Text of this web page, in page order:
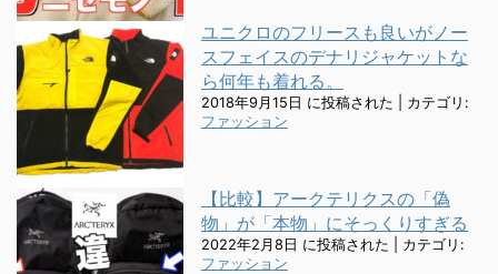
ユニクロのフリースも良いがノー
スフェイスのデナリジャケットな
ら何年も着れる。
2018年9月15日 に投稿された
カテゴリ:
ファッション
【比較】アークテリクスの「偽
物」が「本物」にそっくりすぎる
2022年2月8日 に投稿された
カテゴリ:
ファッション